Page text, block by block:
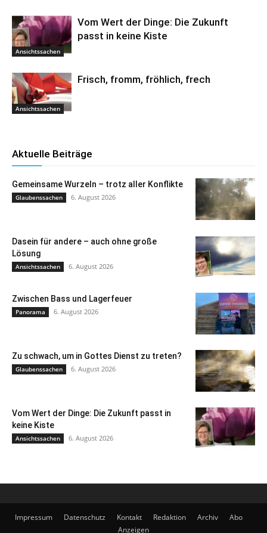
Ansichtssachen
Vom Wert der Dinge: Die Zukunft
passt in keine Kiste
Ansichtssachen
Frisch, fromm, fröhlich, frech
Aktuelle Beiträge
Gemeinsame Wurzeln – trotz aller Konflikte
Glaubenssachen 6. August 2026
Dasein für andere – auch ohne große
Lösung
Ansichtssachen 6. August 2026
Zwischen Bass und Lagerfeuer
Panorama 6. August 2026
Zu schwach, um in Gottes Dienst zu treten?
Glaubenssachen 6. August 2026
Vom Wert der Dinge: Die Zukunft passt in
keine Kiste
Ansichtssachen 6. August 2026
Impressum Datenschutz Kontakt Redaktion Archiv
Abo
Anzeigen